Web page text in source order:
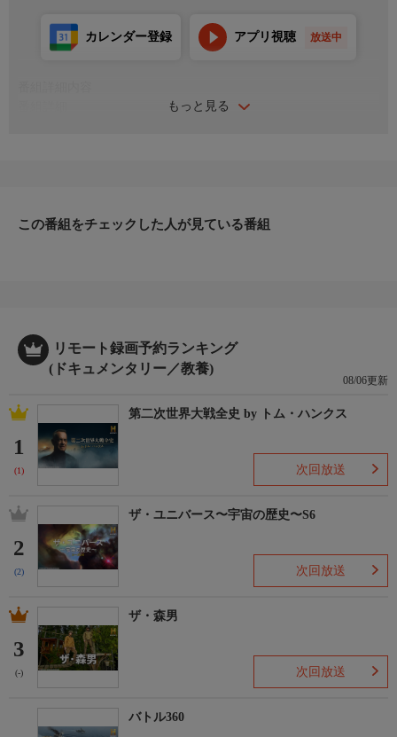
もっと見る
カレンダー登録 アプリ視聴 放送中
この番組をチェックした人が見ている番組
リモート録画予約ランキング
(ドキュメンタリー／教養)
08/06更新
1
(1)
第二次世界大戦全史 by トム・ハンクス
次回放送
2
(2)
ザ・ユニバース〜宇宙の歴史〜S6
次回放送
3
(-)
ザ・森男
次回放送
バトル360